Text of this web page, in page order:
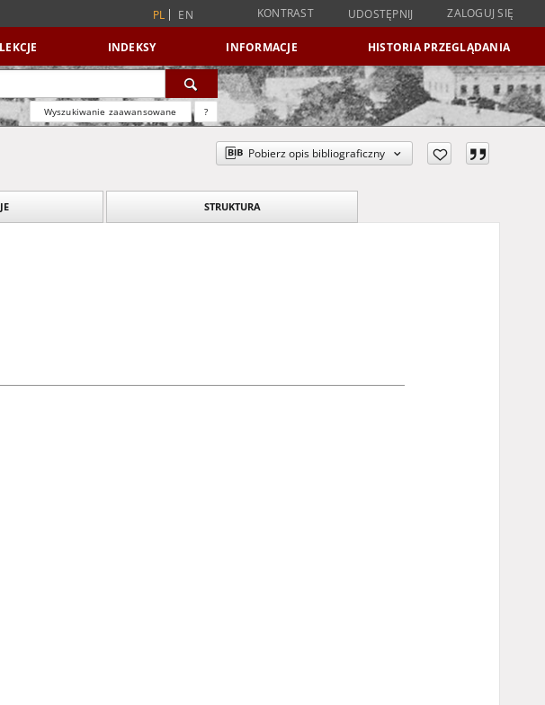
PL EN KONTRAST UDOSTĘPNIJ ZALOGUJ SIĘ
INDEKSY INFORMACJE HISTORIA PRZEGLĄDANIA
Wyszukiwanie zaawansowane ?
Pobierz opis bibliograficzny
STRUKTURA